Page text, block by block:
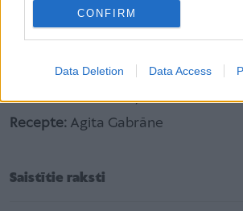
CONFIRM
Data Deletion Data Access
Dekorē pēc saviem ieskatiem,
Lai izdevušies kēksiņi!
Recepte: Agita Gabrāne
Saistītie raksti